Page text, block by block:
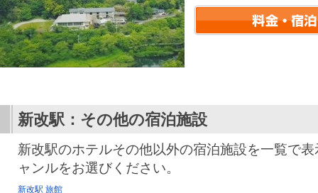
新改駅：その他の宿泊施設
新改駅のホテルその他以外の宿泊施設を一覧で
ャンルをお選びください。
新改駅 旅館